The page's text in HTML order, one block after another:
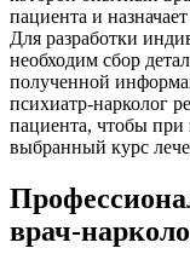
пациента и
Для разработки
необходим сбор
полученной
психиатр-нарколог
пациента, чтобы при
выбранный курс
врач-